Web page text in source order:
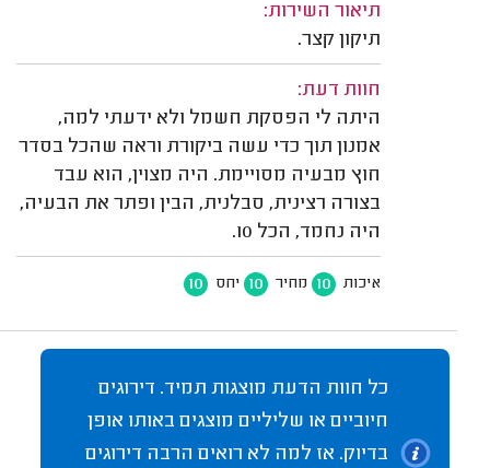
תיאור השירות:
תיקון קצר.
חוות דעת:
היתה לי הפסקת חשמל ולא ידעתי למה,
אמנון תוך כדי עשה ביקורת וראה שהכל בסדר
חוץ מבעיה מסויימת. היה מצוין, הוא עבד
בצורה רצינית, סבלנית, הבין ופתר את הבעיה,
היה נחמד, הכל 10.
איכות 10 מחיר 10 יחס 10
כל חוות הדעת מוצגות תמיד. דירוגים
חיוביים או שליליים מוצגים באותו אופן
בדיוק. אז למה לא רואים הרבה דירוגים